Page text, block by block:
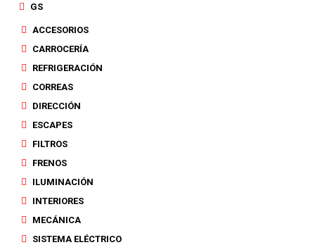
GS
ACCESORIOS
CARROCERÍA
REFRIGERACIÓN
CORREAS
DIRECCIÓN
ESCAPES
FILTROS
FRENOS
ILUMINACIÓN
INTERIORES
MECÁNICA
SISTEMA ELÉCTRICO